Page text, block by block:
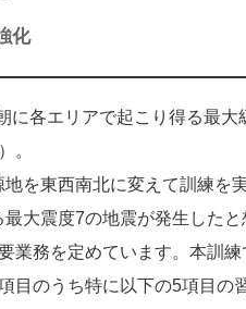
化
各エリアで起こり得る最大
。
を東西南北に変えて訓練を実
大震度7の地震が発生したと
務を定めています。本訓練
目のうち特に以下の5項目の